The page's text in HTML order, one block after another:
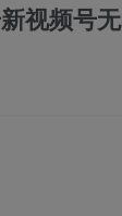
视频号